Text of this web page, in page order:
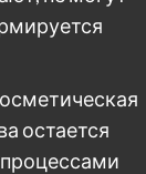
остается
процессами